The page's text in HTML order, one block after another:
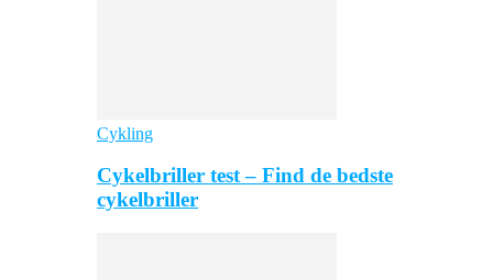
Cykling
Cykelbriller test – Find de bedste
cykelbriller